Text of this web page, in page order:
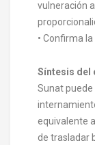
vulneración
• Confirma
Síntesis del
Sunat
equivalente
de trasladar